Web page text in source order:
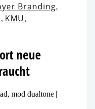
Branding,
, KMU,
neue